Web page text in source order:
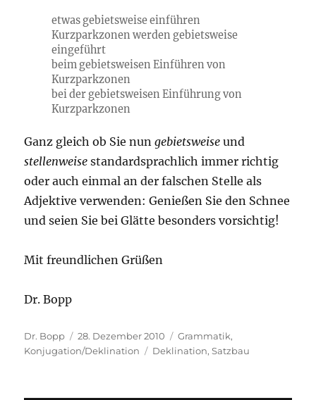
etwas gebietsweise einführen
Kurzparkzonen werden gebietsweise
eingeführt
beim gebietsweisen Einführen von
Kurzparkzonen
bei der gebietsweisen Einführung von
Kurzparkzonen
Ganz gleich ob Sie nungebietsweiseund
stellenweise standardsprachlich immer richtig
oder auch einmal an der falschen Stelle als
Adjektive verwenden: Genießen Sie den Schnee
und seien Sie bei Glätte besonders vorsichtig!
Mit freundlichen Grüßen
Dr. Bopp
Autor
Dr. Bopp
Veröffentlicht
am
28. Dezember 2010 Kategorien
Grammatik,
Konjugation/Deklination
Schlagwörter
Deklination,Satzbau